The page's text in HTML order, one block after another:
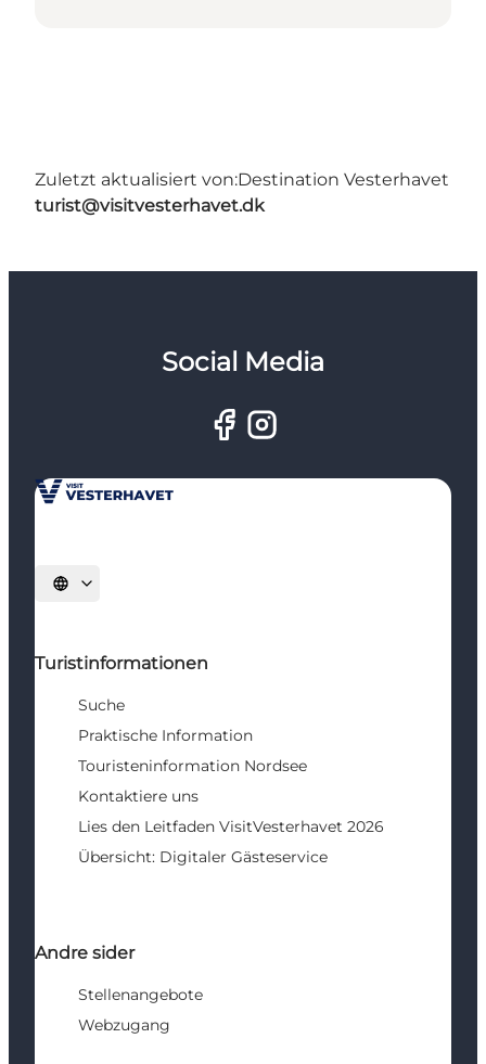
Zuletzt aktualisiert von:Destination Vesterhavet
turist@visitvesterhavet.dk
Social Media
Sprache auswählen
Turistinformationen
Suche
Praktische Information
Touristeninformation Nordsee
Kontaktiere uns
Lies den Leitfaden VisitVesterhavet 2026
Übersicht: Digitaler Gästeservice
Andre sider
Stellenangebote
Webzugang